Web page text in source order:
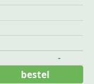
-
bestel